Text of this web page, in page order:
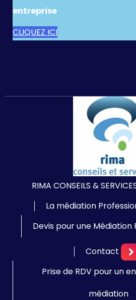
entreprise
CLIQUEZ ICI
RIMA CONSEILS &
La médiation
Devis pour une Médiation
Contact
Prise de RDV pour un
médiation